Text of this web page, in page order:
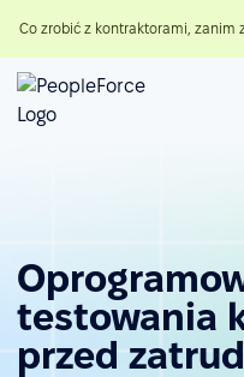
Co zrobić z kontraktorami, zanim
testowania
przed